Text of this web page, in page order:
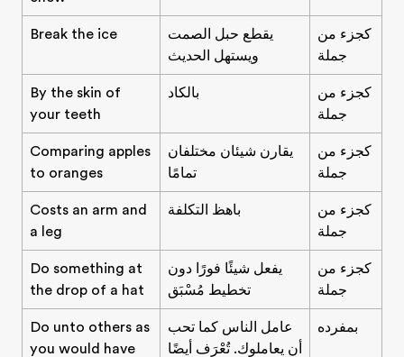
Break the ice
يقطع حبل الصمت
ويستهل الحديث
كجزء من
جملة
By the skin of
your teeth
بالكاد
كجزء من
جملة
Comparing apples
to oranges
يقارن شيئان مختلفان
تمامًا
كجزء من
جملة
Costs an arm and
a leg
باهظ التكلفة
كجزء من
جملة
Do something at
the drop of a hat
يفعل شيئًا فورًا دون
تخطيط مُسْبَق
كجزء من
جملة
Do unto others as
you would have
عامل الناس كما تحب
أن يعاملوك. تُعْرَف أيضًا
بمفرده